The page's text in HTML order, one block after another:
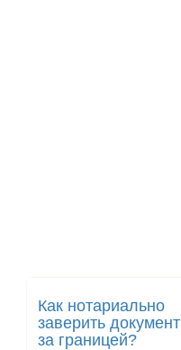
Как нотариально
заверить документ
за границей?